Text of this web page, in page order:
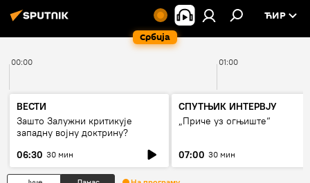
Србија
ЋИР
00:00 01:00
ВЕСТИ
Зашто Залужни критикује
западну војну доктрину?
06:30 30 мин
СПУТЊИК ИНТЕРВЈУ
„Приче уз огњиште“
07:00 30 мин